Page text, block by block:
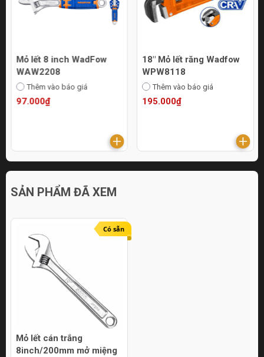
Mỏ lết 8 inch WadFow
WAW2208
Thêm vào báo giá
97.000₫
18" Mỏ lết răng Wadfow
WPW8118
Thêm vào báo giá
195.000₫
SẢN PHẨM ĐÃ XEM
Có sẵn
Mỏ lết cán trắng
8inch/200mm mở miệng